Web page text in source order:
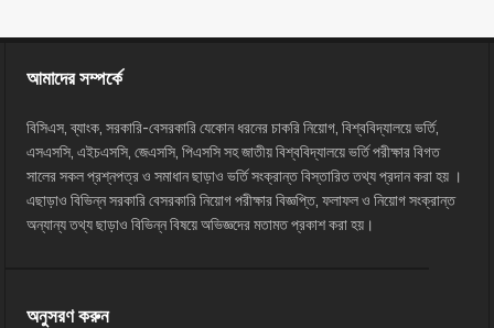
আমাদের সম্পর্কে
বিসিএস, ব্যাংক, সরকারি-বেসরকারি যেকোন ধরনের চাকরি নিয়োগ, বিশ্ববিদ্যালয়ে ভর্তি,
এসএসসি, এইচএসসি, জেএসসি, পিএসসি সহ জাতীয় বিশ্ববিদ্যালয়ে ভর্তি পরীক্ষার বিগত
সালের সকল প্রশ্নপত্র ও সমাধান ছাড়াও ভর্তি সংক্রান্ত বিস্তারিত তথ্য প্রদান করা হয় ।
এছাড়াও বিভিন্ন সরকারি বেসরকারি নিয়োগ পরীক্ষার বিজ্ঞপ্তি, ফলাফল ও নিয়োগ সংক্রান্ত
অন্যান্য তথ্য ছাড়াও বিভিন্ন বিষয়ে অভিজ্ঞদের মতামত প্রকাশ করা হয়।
অনুসরণ করুন